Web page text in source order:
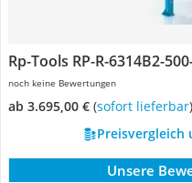
Rp-Tools ‎RP-R-6314B2-
noch keine Bewertungen
ab 3.695,00 € ( Sofort lieferbar)
Preisvergleich
Unsere